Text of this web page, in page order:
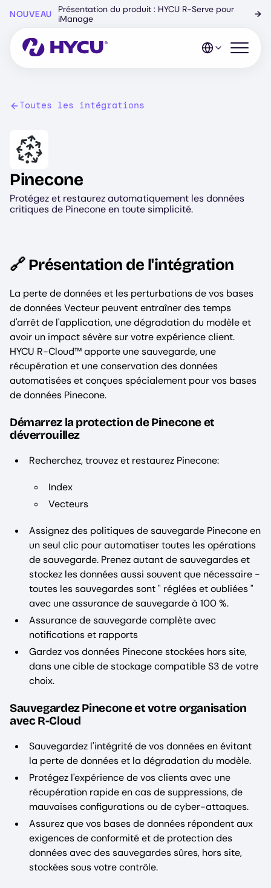
content
NOUVEAU
Présentation du produit : HYCU R-Serve pour
iManage
→
Open
Toutes les intégrations
Image
Pinecone
Protégez et restaurez automatiquement les données
critiques de Pinecone en toute simplicité.
🔗 Présentation de l'intégration
La perte de données et les perturbations de vos bases
de données Vecteur peuvent entraîner des temps
d'arrêt de l'application, une dégradation du modèle et
avoir un impact sévère sur votre expérience client.
HYCU R-Cloud™ apporte une sauvegarde, une
récupération et une conservation des données
automatisées et conçues spécialement pour vos bases
de données Pinecone.
Démarrez la protection de Pinecone et
déverrouillez
Recherchez, trouvez et restaurez Pinecone:
Index
Vecteurs
Assignez des politiques de sauvegarde Pinecone en
un seul clic pour automatiser toutes les opérations
de sauvegarde. Prenez autant de sauvegardes et
stockez les données aussi souvent que nécessaire -
toutes les sauvegardes sont " réglées et oubliées "
avec une assurance de sauvegarde à 100 %.
Assurance de sauvegarde complète avec
notifications et rapports
Gardez vos données Pinecone stockées hors site,
dans une cible de stockage compatible S3 de votre
choix.
Sauvegardez Pinecone et votre organisation
avec R-Cloud
Sauvegardez l'intégrité de vos données en évitant
la perte de données et la dégradation du modèle.
Protégez l'expérience de vos clients avec une
récupération rapide en cas de suppressions, de
mauvaises configurations ou de cyber-attaques.
Assurez que vos bases de données répondent aux
exigences de conformité et de protection des
données avec des sauvegardes sûres, hors site,
stockées sous votre contrôle.